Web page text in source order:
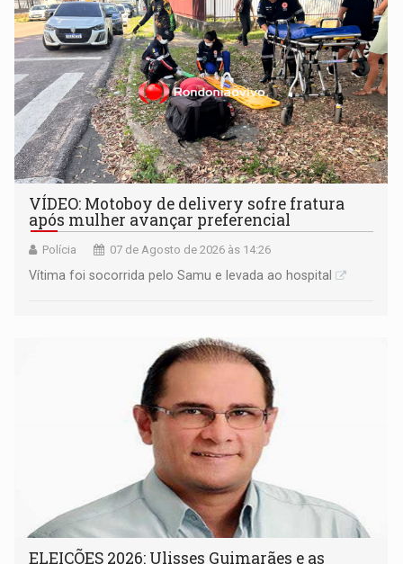
VÍDEO: Motoboy de delivery sofre fratura
após mulher avançar preferencial
Polícia 07 de Agosto de 2026 às 14:26
Vítima foi socorrida pelo Samu e levada ao hospital
ELEIÇÕES 2026: Ulisses Guimarães e as